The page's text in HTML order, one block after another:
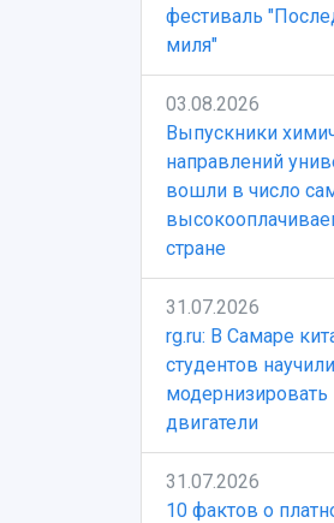
фестиваль
миля"
03.08.2026
Выпускники
направлений
вошли в число
стране
31.07.2026
rg.ru: В Самаре
студентов научили
модернизировать
двигатели
31.07.2026
10 фактов о